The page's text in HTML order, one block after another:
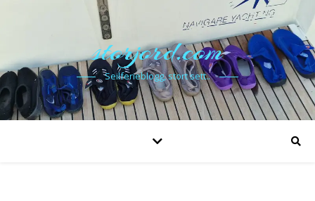
storjord.com
Seilferieblogg, stort sett..